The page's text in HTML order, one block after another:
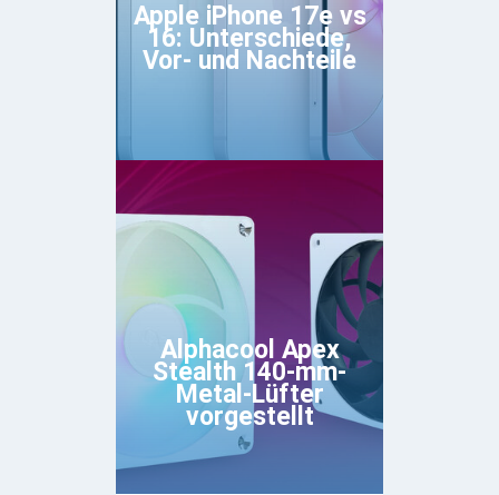
Apple iPhone 17e vs
16: Unterschiede,
Vor- und Nachteile
Alphacool Apex
Stealth 140-mm-
Metal-Lüfter
vorgestellt